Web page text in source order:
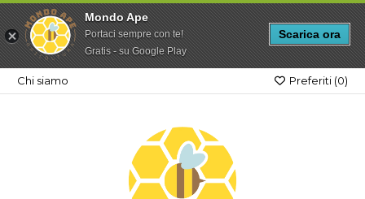
Mondo Ape
Portaci sempre con te!
Gratis - su Google Play
Scarica ora
Chi siamo Preferiti (0)